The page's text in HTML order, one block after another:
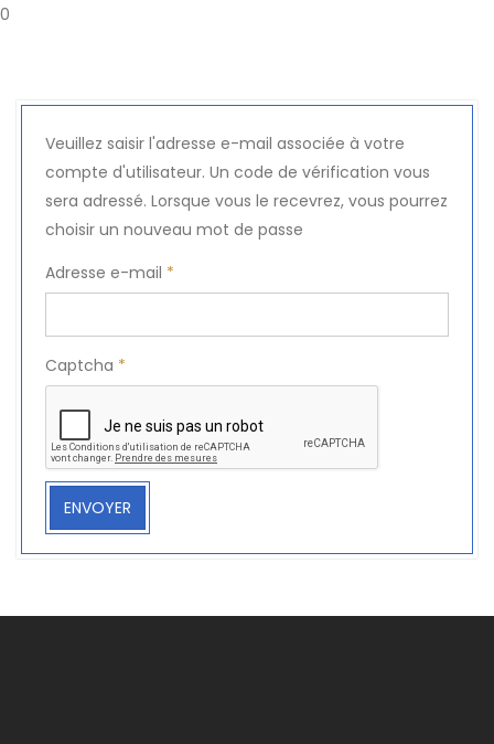
0
Veuillez saisir l'adresse e-mail associée à votre
compte d'utilisateur. Un code de vérification vous
sera adressé. Lorsque vous le recevrez, vous pourrez
choisir un nouveau mot de passe
Adresse e-mail *
Captcha *
ENVOYER